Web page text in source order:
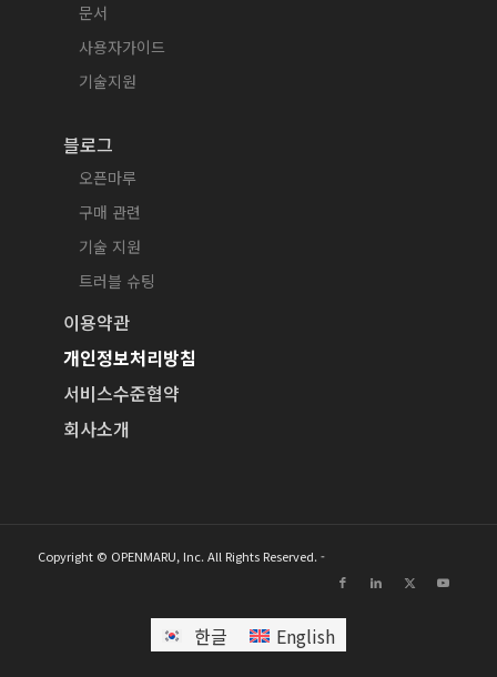
문서
사용자가이드
기술지원
블로그
오픈마루
구매 관련
기술 지원
트러블 슈팅
이용약관
개인정보처리방침
서비스수준협약
회사소개
Copyright © OPENMARU, Inc. All Rights Reserved. -
한글 English